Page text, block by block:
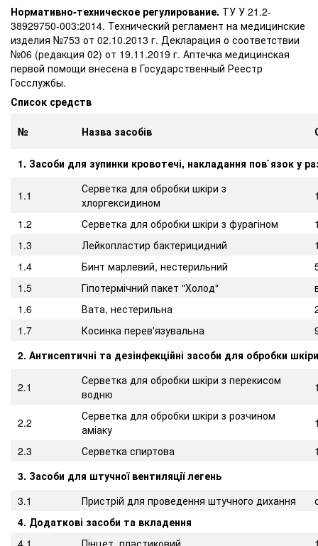
Нормативно-техническое регулирование. ТУ У 21.2-
38929750-003:2014. Технический регламент на медицинские
изделия №753 от 02.10.2013 г. Декларация о соответствии
№06 (редакция 02) от 19.11.2019 г. Аптечка медицинская
первой помощи внесена в Государственный Реестр
Госслужбы.
Список средств
№ Назва засобів
1. Засоби для зупинки кровотечі, накладання пов`язок у
1.1
Серветка для обробки шкіри з
хлоргексидином
1.2
Серветка для обробки шкіри з фурагіном
1.3
Лейкопластир бактерицидний
1.4
Бинт марлевий, нестерильний
1.5
Гіпотермічний пакет "Холод"
1.6
Вата, нестерильна
1.7
Косинка перев'язувальна
2. Антисептичні та дезінфекційні засоби для обробки шкіри
2.1
Серветка для обробки шкіри з перекисом
водню
2.2
Серветка для обробки шкіри з розчином
аміаку
2.3
Серветка спиртова
3. Засоби для штучної вентиляції легень
3.1
Пристрій для проведення штучного дихання
4. Додаткові засоби та вкладення
4.1
Пінцет, пластиковий